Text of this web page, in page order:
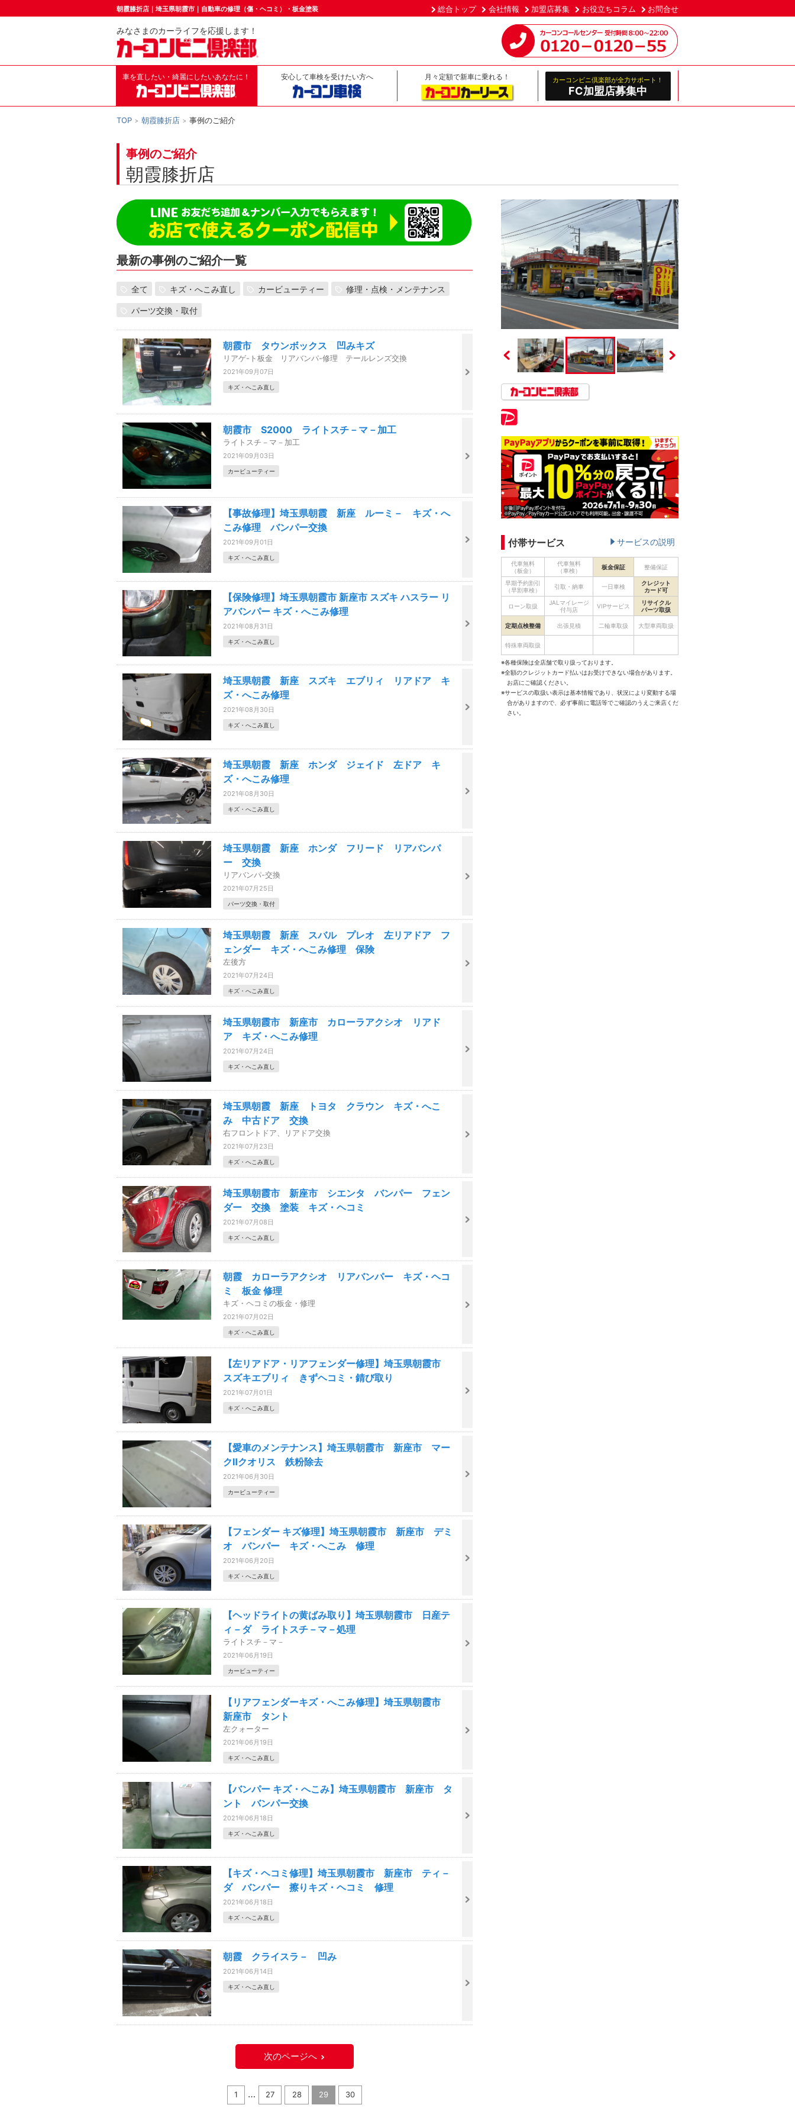
朝霞膝折店｜埼玉県朝霞市｜自動車の修理（傷・ヘコミ）・板金塗装 総合トップ 会社情報 加盟店募集 お役立ちコラム お問合せ
みなさまのカーライフを応援します！
車を直したい・綺麗にしたいあなたに！ 安心して車検を受けたい方へ 月々定額で新車に乗れる！ カーコンビニ倶楽部が全力サポート！
FC加盟店募集中
TOP 朝霞膝折店 事例のご紹介
事例のご紹介
朝霞膝折店
最新の事例のご紹介一覧
全て キズ・へこみ直し カービューティー 修理・点検・メンテナンス
パーツ交換・取付
朝霞市 タウンボックス 凹みキズ
リアゲ-ト板金 リアバンパ-修理 テールレンズ交換
2021年09月07日
キズ・へこみ直し
朝霞市 S2000 ライトスチ－マ－加工
ライトスチ－マ－加工
2021年09月03日
カービューティー
【事故修理】埼玉県朝霞 新座 ルーミ－ キズ・へ
こみ修理 バンパー交換
2021年09月01日
キズ・へこみ直し
【保険修理】埼玉県朝霞市 新座市 スズキ ハスラー リ
アバンパー キズ・へこみ修理
2021年08月31日
キズ・へこみ直し
埼玉県朝霞 新座 スズキ エブリィ リアドア キ
ズ・へこみ修理
2021年08月30日
キズ・へこみ直し
埼玉県朝霞 新座 ホンダ ジェイド 左ドア キ
ズ・へこみ修理
2021年08月30日
キズ・へこみ直し
埼玉県朝霞 新座 ホンダ フリード リアバンパ
ー 交換
リアバンパ-交換
2021年07月25日
パーツ交換・取付
埼玉県朝霞 新座 スバル プレオ 左リアドア フ
ェンダー キズ・へこみ修理 保険
左後方
2021年07月24日
キズ・へこみ直し
埼玉県朝霞市 新座市 カローラアクシオ リアド
ア キズ・へこみ修理
2021年07月24日
キズ・へこみ直し
埼玉県朝霞 新座 トヨタ クラウン キズ・へこ
み 中古ドア 交換
右フロントドア、リアドア交換
2021年07月23日
キズ・へこみ直し
埼玉県朝霞市 新座市 シエンタ バンパー フェン
ダー 交換 塗装 キズ・ヘコミ
2021年07月08日
キズ・へこみ直し
朝霞 カローラアクシオ リアバンパー キズ・ヘコ
ミ 板金 修理
キズ・ヘコミの板金・修理
2021年07月02日
キズ・へこみ直し
【左リアドア・リアフェンダー修理】埼玉県朝霞市
スズキエブリィ きずヘコミ・錆び取り
2021年07月01日
キズ・へこみ直し
【愛車のメンテナンス】埼玉県朝霞市 新座市 マー
クⅡクオリス 鉄粉除去
2021年06月30日
カービューティー
【フェンダー キズ修理】埼玉県朝霞市 新座市 デミ
オ バンパー キズ・へこみ 修理
2021年06月20日
キズ・へこみ直し
【ヘッドライトの黄ばみ取り】埼玉県朝霞市 日産テ
ィ－ダ ライトスチ－マ－処理
ライトスチ－マ－
2021年06月19日
カービューティー
【リアフェンダーキズ・へこみ修理】埼玉県朝霞市
新座市 タント
左クォーター
2021年06月19日
キズ・へこみ直し
【バンパー キズ・へこみ】埼玉県朝霞市 新座市 タ
ント バンパー交換
2021年06月18日
キズ・へこみ直し
【キズ・ヘコミ修理】埼玉県朝霞市 新座市 ティ－
ダ バンパー 擦りキズ・ヘコミ 修理
2021年06月18日
キズ・へこみ直し
朝霞 クライスラ－ 凹み
2021年06月14日
キズ・へこみ直し
次のページへ
1 … 27 28 29 30
付帯サービス サービスの説明
代車無料
（板金）
代車無料
（車検）
板金保証 整備保証
早期予約割引
（早割車検）
引取・納車 一日車検
クレジット
カード可
ローン取扱
JALマイレージ
付与店
VIPサービス
リサイクル
パーツ取扱
定期点検整備 出張見積 二輪車取扱 大型車両取扱
特殊車両取扱
※各種保険は全店舗で取り扱っております。
※全額のクレジットカード払いはお受けできない場合があります。
お店にご確認ください。
※サービスの取扱い表示は基本情報であり、状況により変動する場
合がありますので、必ず事前に電話等でご確認のうえご来店くだ
さい。